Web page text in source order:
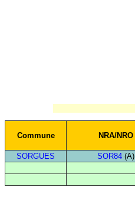
Commune NRA/NRO
SORGUES SOR84(A)